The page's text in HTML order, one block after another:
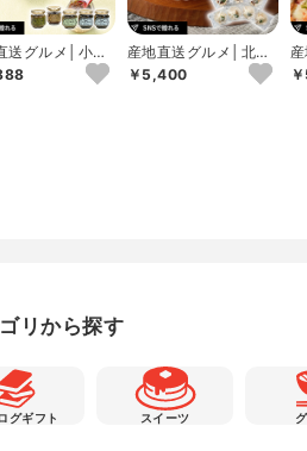
送グルメ│小川
家の味自慢詰
産地直送グルメ│北海
道産帆立グラタン･デ
ミグラスチーズ焼...
￥5,400
リから探す
グギフト スイーツ